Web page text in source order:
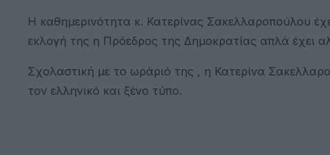
Η καθημερινότητα κ. Κατερίνας Σακελλαροπούλου
εκλογή της η Πρόεδρος της Δημοκρατίας απλά έχει
Σχολαστική με το ωράριό της , η Κατερίνα
τον ελληνικό και ξένο τύπο.